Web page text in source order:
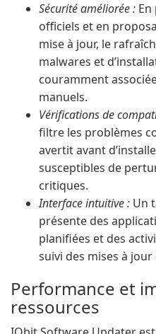
Sécurité améliorée :
officiels et en
mise à jour, le
malwares et
couramment
manuels.
Vérifications de
filtre les problèmes
avertit avant
susceptibles de
critiques.
Interface intuitive : Un
présente des
planifiées et des
suivi des mises à jour
Performance et
ressources